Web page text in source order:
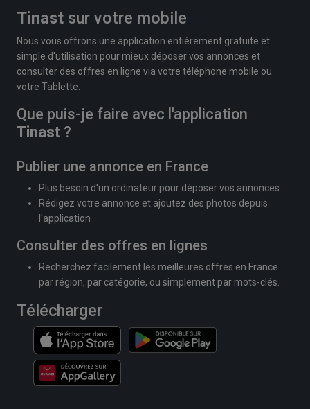
Tinast sur votre mobile
Nous vous offrons une application entièrement gratuite et
simple d'utilisation pour mieux déposer vos annonces et
consulter des offres en ligne via votre téléphone mobile ou
votre Tablette.
Que puis-je faire avec l'application
Tinast ?
Publier une annonce en France
Plus besoin d'un ordinateur pour déposer vos annonces
Rédigez votre annonce et ajoutez des photos depuis
l'application
Consulter des offres en lignes
Recherchez facilement les meilleures offres en France
par région, par catégorie, ou simplement par mots-clés.
Télécharger